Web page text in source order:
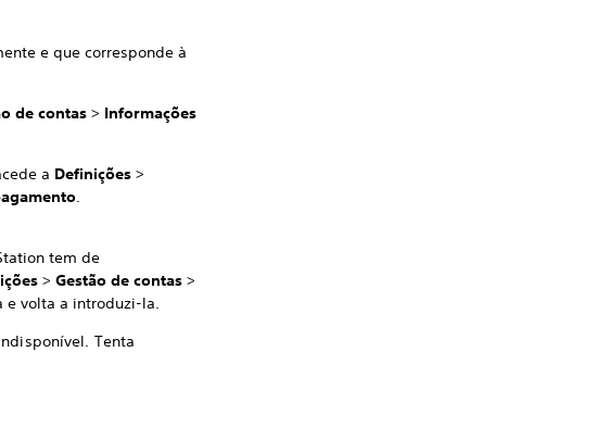
e que corresponde à
de contas > Informações
a Definições >
.
tem de
>Gestão de contas>
e volta a introduzi-la.
Tenta